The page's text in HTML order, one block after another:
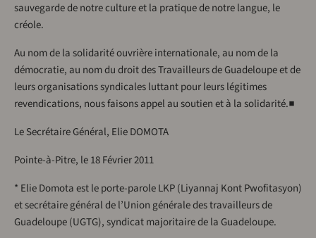
sauvegarde de notre culture et la pratique de notre langue, le
créole.
Au nom de la solidarité ouvrière internationale, au nom de la
démocratie, au nom du droit des Travailleurs de Guadeloupe et de
leurs organisations syndicales luttant pour leurs légitimes
revendications, nous faisons appel au soutien et à la solidarité.■
Le Secrétaire Général, Elie DOMOTA
Pointe-à-Pitre, le 18 Février 2011
* Elie Domota est le porte-parole LKP (Liyannaj Kont Pwofitasyon)
et secrétaire général de l’Union générale des travailleurs de
Guadeloupe (UGTG), syndicat majoritaire de la Guadeloupe.